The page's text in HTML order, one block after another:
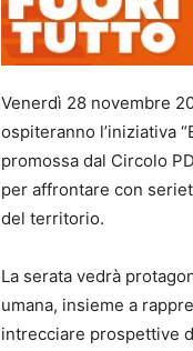
Venerdì 28 novembre
ospiteranno l’iniziativa
promossa dal Circolo
per affrontare con
del territorio.
La serata vedrà
umana, insieme a
intrecciare prospettive